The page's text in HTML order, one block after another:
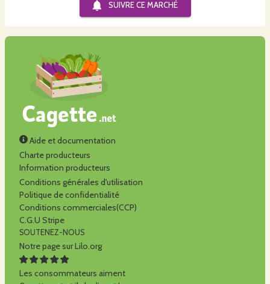
SUIVRE CE MARCHÉ
Aide et documentation
Charte producteurs
Information producteurs
Conditions générales d'utilisation
Politique de confidentialité
Conditions commerciales(CCP)
C.G.U Stripe
SOUTENEZ-NOUS
Notre page sur Lilo.org
Les consommateurs aiment